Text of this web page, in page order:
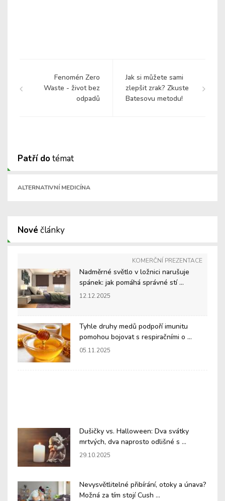
Fenomén Zero
Waste - život bez
odpadů
Jak si můžete sami
zlepšit zrak? Zkuste
Batesovu metodu!
Patří dotémat
ALTERNATIVNÍ MEDICÍNA
Nové články
KOMERČNÍ PREZENTACE
Nadměrné světlo v ložnici narušuje
spánek: jak pomáhá správné stí ...
12.12.2025
Tyhle druhy medů podpoří imunitu
pomohou bojovat s respiračními o ...
05.11.2025
Dušičky vs. Halloween: Dva svátky
mrtvých, dva naprosto odlišné s ...
29.10.2025
Nevysvětlitelné přibírání, otoky a únava?
Možná za tím stojí Cush ...